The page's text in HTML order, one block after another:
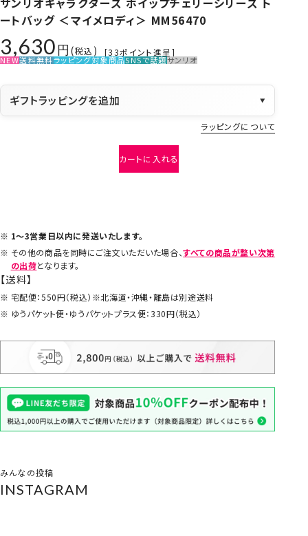
ートバッグ ＜マイメロディ＞ MM56470
3,630 税込 [33ポイント進呈]
NEW送料無料ラッピング対象商品SNSで話題サンリオ
ギフトラッピングを追加 ▼
ラッピングについて
カートに入れる
1～3営業日以内に発送いたします。
その他の商品を同時にご注文いただいた場合、すべての商品が整い次第
の出荷となります。
【送料】
宅配便：550円（税込）※北海道・沖縄・離島は別途送料
ゆうパケット便・ゆうパケットプラス便：330円（税込）
みんなの投稿
INSTAGRAM